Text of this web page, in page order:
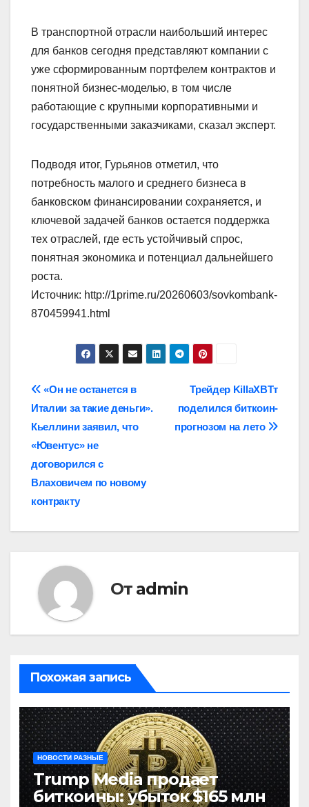
В транспортной отрасли наибольший интерес
для банков сегодня представляют компании с
уже сформированным портфелем контрактов и
понятной бизнес-моделью, в том числе
работающие с крупными корпоративными и
государственными заказчиками, сказал эксперт.
Подводя итог, Гурьянов отметил, что
потребность малого и среднего бизнеса в
банковском финансировании сохраняется, и
ключевой задачей банков остается поддержка
тех отраслей, где есть устойчивый спрос,
понятная экономика и потенциал дальнейшего
роста.
Источник: http://1prime.ru/20260603/sovkombank-
870459941.html
Навигация
по
записям
Трейдер KillaXBTт
поделился биткоин-
прогнозом на лето
«Он не останется в
Италии за такие деньги».
Кьеллини заявил, что
«Ювентус» не
договорился с
Влаховичем по новому
контракту
От admin
Похожая запись
НОВОСТИ РАЗНЫЕ
Trump Media продает
биткоины: убыток $165 млн